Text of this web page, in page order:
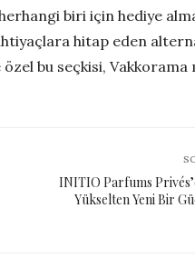
biri için hediye
hitap eden
bu seçkisi, Vakkorama
INITIO Parfums
Yükselten Yeni Bir